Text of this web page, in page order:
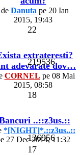
219536
136956
de Danuta
2015, 19:43
22
extrateresti?
adevarate dov…
CORNEL
2015, 08:58
18
..::z3us.::
*[NIGHT]*.::z3us..::
27 Dec 2014, 11:32
17